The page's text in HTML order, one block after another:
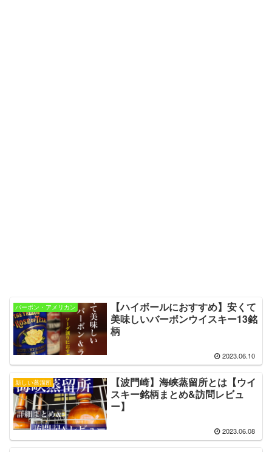
バーボン・アメリカン
【ハイボールにおすすめ】安くて
美味しいバーボンウイスキー13銘
柄
2023.06.10
新しい蒸溜所
【波門崎】海峡蒸留所とは【ウイ
スキー銘柄まとめ&訪問レビュ
ー】
2023.06.08